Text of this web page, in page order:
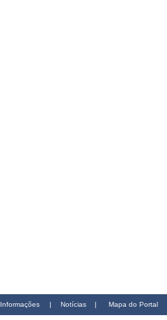
Informações | Notícias | Mapa do Portal